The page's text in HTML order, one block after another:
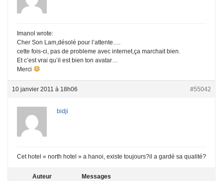
Imanol wrote:
Cher Son Lam,désolé pour l’attente….
cette fois-ci, pas de probleme avec internet,ça marchait bien.
Et c’est vrai qu’il est bien ton avatar…
Merci
10 janvier 2011 à 18h06 #55042
bidji
Cet hotel « north hotel » a hanoi, existe toujours?il a gardé sa qualité?
Auteur Messages